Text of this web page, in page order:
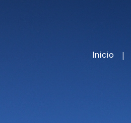
Inicio